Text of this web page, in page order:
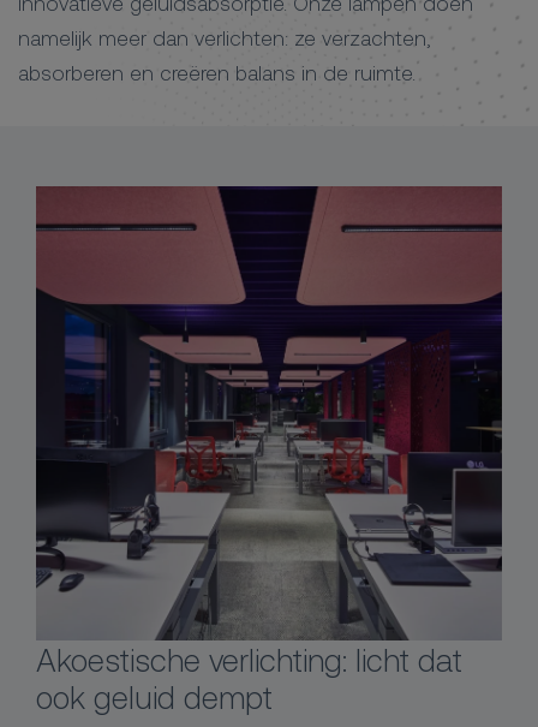
namelijk meer dan verlichten: ze verzachten,
absorberen en creëren balans in de ruimte.
Akoestische verlichting: licht dat
ook geluid dempt